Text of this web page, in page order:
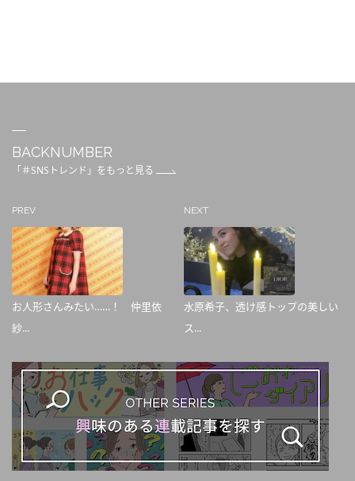
BACKNUMBER
「＃SNSトレンド」をもっと見る
PREV
お人形さんみたい……！ 仲里依
紗...
NEXT
水原希子、透け感トップの美しい
ス...